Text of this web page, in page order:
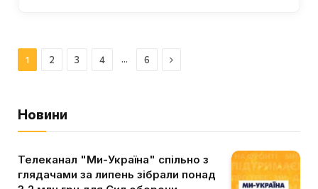
1 2 3 4 … 6 Далі
Новини
Телеканал "Ми-Україна" спільно з
глядачами за липень зібрали понад